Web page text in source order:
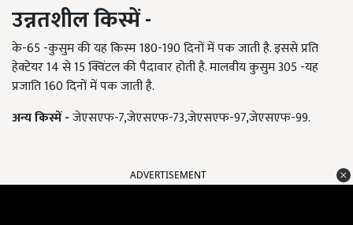
उन्नतशील किस्में -
के-65 -कुसुम की यह किस्म 180-190 दिनों में पक जाती है. इससे प्रति
हेक्टेयर 14 से 15 क्विंटल की पैदावार होती है. मालवीय कुसुम 305 -यह
प्रजाति 160 दिनों में पक जाती है.
अन्यकिस्में -जेएसएफ-7,जेएसएफ-73,जेएसएफ-97,जेएसएफ-99.
ADVERTISEMENT